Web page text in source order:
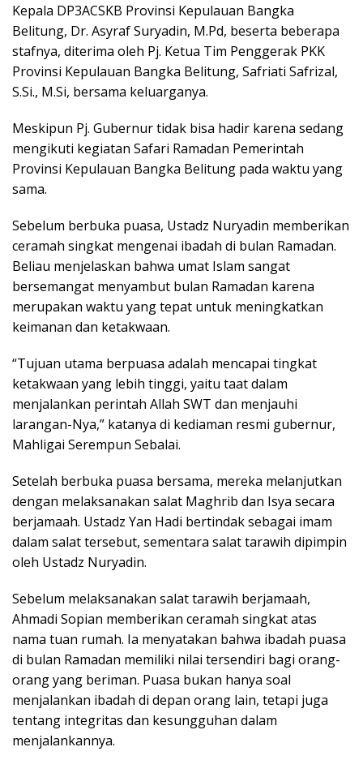
Kepala DP3ACSKB Provinsi Kepulauan Bangka
Belitung, Dr. Asyraf Suryadin, M.Pd, beserta beberapa
stafnya, diterima oleh Pj. Ketua Tim Penggerak PKK
Provinsi Kepulauan Bangka Belitung, Safriati Safrizal,
S.Si., M.Si, bersama keluarganya.
Meskipun Pj. Gubernur tidak bisa hadir karena sedang
mengikuti kegiatan Safari Ramadan Pemerintah
Provinsi Kepulauan Bangka Belitung pada waktu yang
sama.
Sebelum berbuka puasa, Ustadz Nuryadin memberikan
ceramah singkat mengenai ibadah di bulan Ramadan.
Beliau menjelaskan bahwa umat Islam sangat
bersemangat menyambut bulan Ramadan karena
merupakan waktu yang tepat untuk meningkatkan
keimanan dan ketakwaan.
“Tujuan utama berpuasa adalah mencapai tingkat
ketakwaan yang lebih tinggi, yaitu taat dalam
menjalankan perintah Allah SWT dan menjauhi
larangan-Nya,” katanya di kediaman resmi gubernur,
Mahligai Serempun Sebalai.
Setelah berbuka puasa bersama, mereka melanjutkan
dengan melaksanakan salat Maghrib dan Isya secara
berjamaah. Ustadz Yan Hadi bertindak sebagai imam
dalam salat tersebut, sementara salat tarawih dipimpin
oleh Ustadz Nuryadin.
Sebelum melaksanakan salat tarawih berjamaah,
Ahmadi Sopian memberikan ceramah singkat atas
nama tuan rumah. Ia menyatakan bahwa ibadah puasa
di bulan Ramadan memiliki nilai tersendiri bagi orang-
orang yang beriman. Puasa bukan hanya soal
menjalankan ibadah di depan orang lain, tetapi juga
tentang integritas dan kesungguhan dalam
menjalankannya.